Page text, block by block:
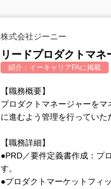
株式会社ジーニー
リードプロダクトマ
紹介： イーキャリアFAに掲載
【職務概要】
プロダクトマネージャーを
に進むよう管理を行っていた
【職務詳細】
●PRD／要件定義書作成：プ
す。
●プロダクトマーケットフィ